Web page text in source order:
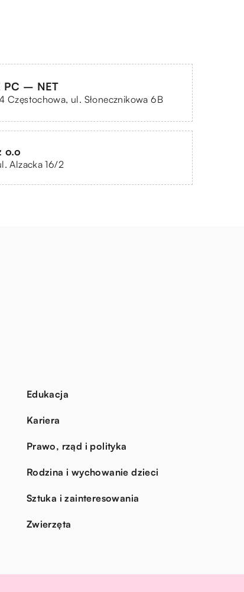
PC – NET
Częstochowa, ul. Słonecznikowa 6B
o.o
Alzacka 16/2
Edukacja
Kariera
Prawo, rząd i polityka
Rodzina i wychowanie dzieci
Sztuka i zainteresowania
Zwierzęta